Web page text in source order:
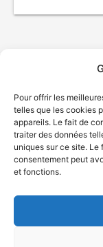
Pour offrir les
telles que les cookies
appareils. Le fait de
traiter des données
uniques sur ce site. Le
consentement peut
et fonctions.
©